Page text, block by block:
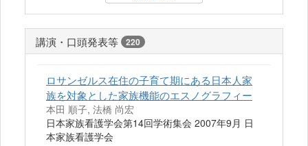
講演・口頭発表等 220
ロサンゼルス在住の子育て期にある日本人家
族を対象とした家族機能のエスノグラフィー
本田 順子, 法橋 尚宏
日本家族看護学会第14回学術集会 2007年9月 日
本家族看護学会